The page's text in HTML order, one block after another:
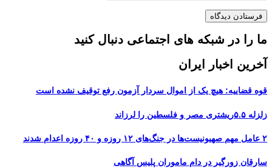
ما را در شبکه های اجتماعی دنبال کنید
آخرین اخبار ایران
قوه قضاییه: هیچ یک از اموال سردار آزمون رفع توقیف نشده است
زلزله ۵.۵ریشتری مصر و فلسطین را لرزاند
۲ عامل مهم صهیونیست‌ها در جنگ‌های ۱۲ روزه و ۴۰ روزه اعدام شدند
سارقان زورگیر در دام ماموران پلیس آگاهی